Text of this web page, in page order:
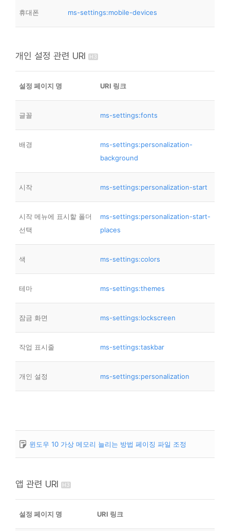
휴대폰 ms-settings:mobile-devices
개인 설정 관련 URI
설정 페이지 명 URI 링크
글꼴 ms-settings:fonts
배경
ms-settings:personalization-
background
시작 ms-settings:personalization-start
시작 메뉴에 표시할 폴더
선택
ms-settings:personalization-start-
places
색 ms-settings:colors
테마 ms-settings:themes
잠금 화면 ms-settings:lockscreen
작업 표시줄 ms-settings:taskbar
개인 설정 ms-settings:personalization
윈도우 10 가상 메모리 늘리는 방법 페이징 파일 조정
앱 관련 URI
설정 페이지 명 URI 링크